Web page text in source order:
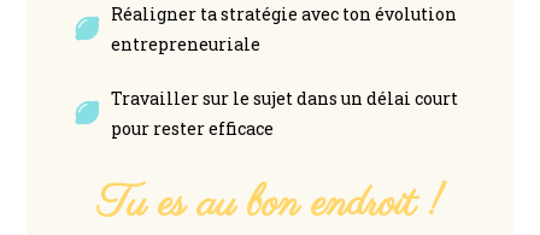
Réaligner ta stratégie avec ton évolution
entrepreneuriale
Travailler sur le sujet dans un délai court
pour rester efficace
Tu es au bon endroit !